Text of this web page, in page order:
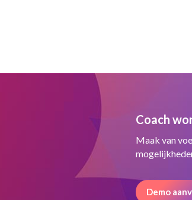
Coach
Maak van
Demo